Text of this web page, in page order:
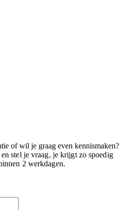
of wil je graag even kennismaken?
stel je vraag, je krijgt zo spoedig
2 werkdagen.